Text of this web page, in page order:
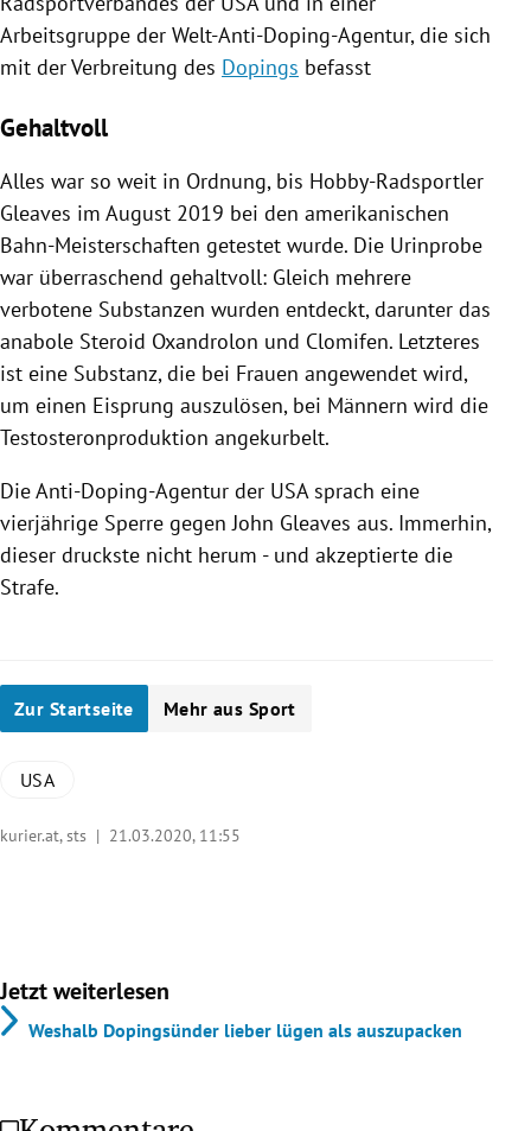
Arbeitsgruppe der Welt-Anti-Doping-Agentur, die sich
mit der Verbreitung des Dopings befasst
Gehaltvoll
Alles war so weit in Ordnung, bis Hobby-Radsportler
Gleaves im August 2019 bei den amerikanischen
Bahn-Meisterschaften getestet wurde. Die Urinprobe
war überraschend gehaltvoll: Gleich mehrere
verbotene Substanzen wurden entdeckt, darunter das
anabole Steroid Oxandrolon und Clomifen. Letzteres
ist eine Substanz, die bei Frauen angewendet wird,
um einen Eisprung auszulösen, bei Männern wird die
Testosteronproduktion angekurbelt.
Die Anti-Doping-Agentur der USAsprach eine
vierjährige Sperre gegenJohn Gleaves aus. Immerhin,
dieser druckste nicht herum - und akzeptierte die
Strafe.
Zur Startseite Mehr aus Sport
USA
kurier.at, sts | 21.03.2020, 11:55
Jetzt weiterlesen
Weshalb Dopingsünder lieber lügen als auszupacken